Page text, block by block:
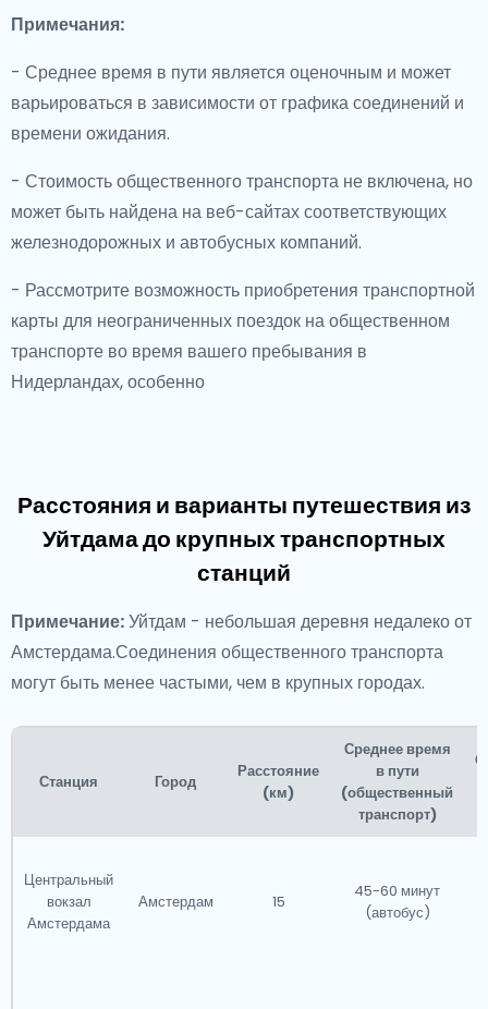
Примечания:
- Среднее время в пути является оценочным и может
варьироваться в зависимости от графика соединений и
времени ожидания.
- Стоимость общественного транспорта не включена, но
может быть найдена на веб-сайтах соответствующих
железнодорожных и автобусных компаний.
- Рассмотрите возможность приобретения транспортной
карты для неограниченных поездок на общественном
транспорте во время вашего пребывания в
Нидерландах, особенно
Расстояния и варианты путешествия из
Уйтдама до крупных транспортных
станций
Примечание:Уйтдам - небольшая деревня недалеко от
Амстердама.Соединения общественного транспорта
могут быть менее частыми, чем в крупных городах.
Станция Город
Расстояние
(км)
Среднее время
в пути
(общественный
транспорт)
Центральный
вокзал
Амстердама
Амстердам 15
45-60 минут
(автобус)